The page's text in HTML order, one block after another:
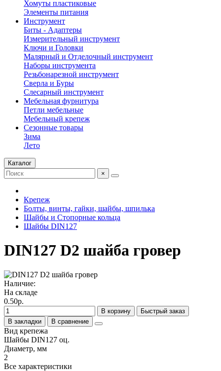
Хомуты пластиковые
Элементы питания
Инструмент
Биты - Адаптеры
Измерительный инструмент
Ключи и Головки
Малярный и Отделочный инструмент
Наборы инструмента
Резьбонарезной инструмент
Сверла и Буры
Слесарный инструмент
Мебельная фурнитура
Петли мебельные
Мебельный крепеж
Сезонные товары
Зима
Лето
Каталог
×
Крепеж
Болты, винты, гайки, шайбы, шпилька
Шайбы и Стопорные кольца
Шайбы DIN127
DIN127 D2 шайба гровер
Наличие:
На складе
0.50р.
В корзину
Быстрый заказ
В закладки
В сравнение
Вид крепежа
Шайбы DIN127 оц.
Диаметр, мм
2
Все характеристики